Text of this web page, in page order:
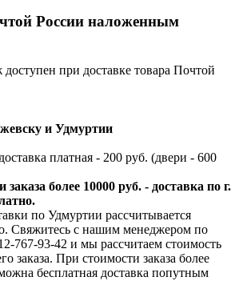
России наложенным
при доставке товара Почтой
и Удмуртии
платная - 200 руб. (двери - 600
более 10000 руб. - доставка по г.
по Удмуртии рассчитывается
Свяжитесь с нашим менеджером по
767-93-42 и мы рассчитаем стоимость
заказа. При стоимости заказа более
бесплатная доставка попутным